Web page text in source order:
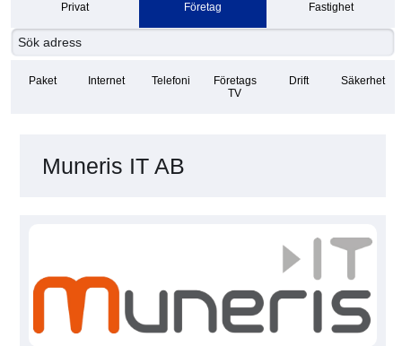
Privat Företag Fastighet
Paket Internet Telefoni
Företags
TV
Drift Säkerhet
Muneris IT AB